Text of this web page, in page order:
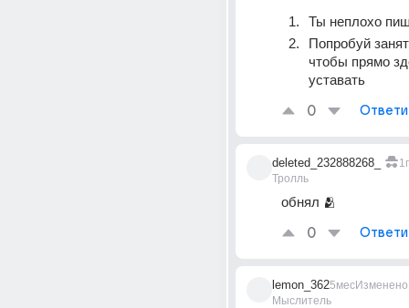
Ты неплохо
Попробуй
чтобы прямо
уставать
0
deleted_232888268_
Тролль
1г
обнял 🫂
0
lemon_362
Мыслитель
5месИзменено